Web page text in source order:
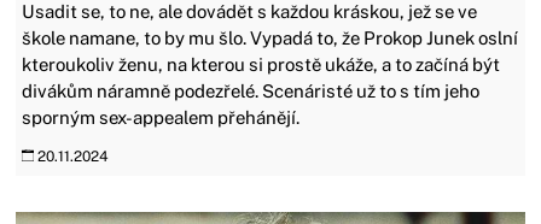
Usadit se, to ne, ale dovádět s každou kráskou, jež se ve
škole namane, to by mu šlo. Vypadá to, že Prokop Junek oslní
kteroukoliv ženu, na kterou si prostě ukáže, a to začíná být
divákům náramně podezřelé. Scenáristé už to s tím jeho
sporným sex-appealem přehánějí.
20.11.2024